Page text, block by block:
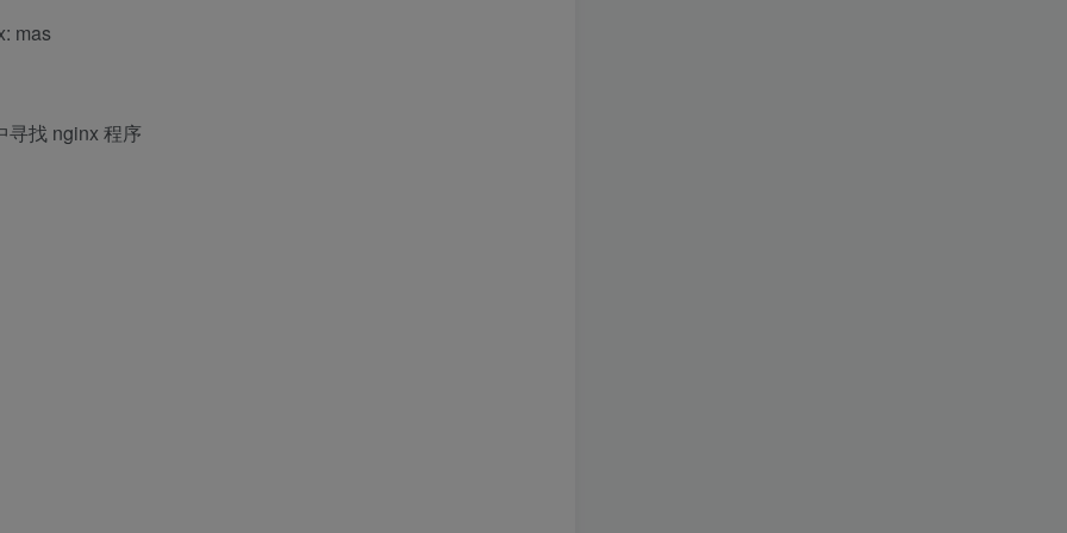
mas
寻找 nginx 程序